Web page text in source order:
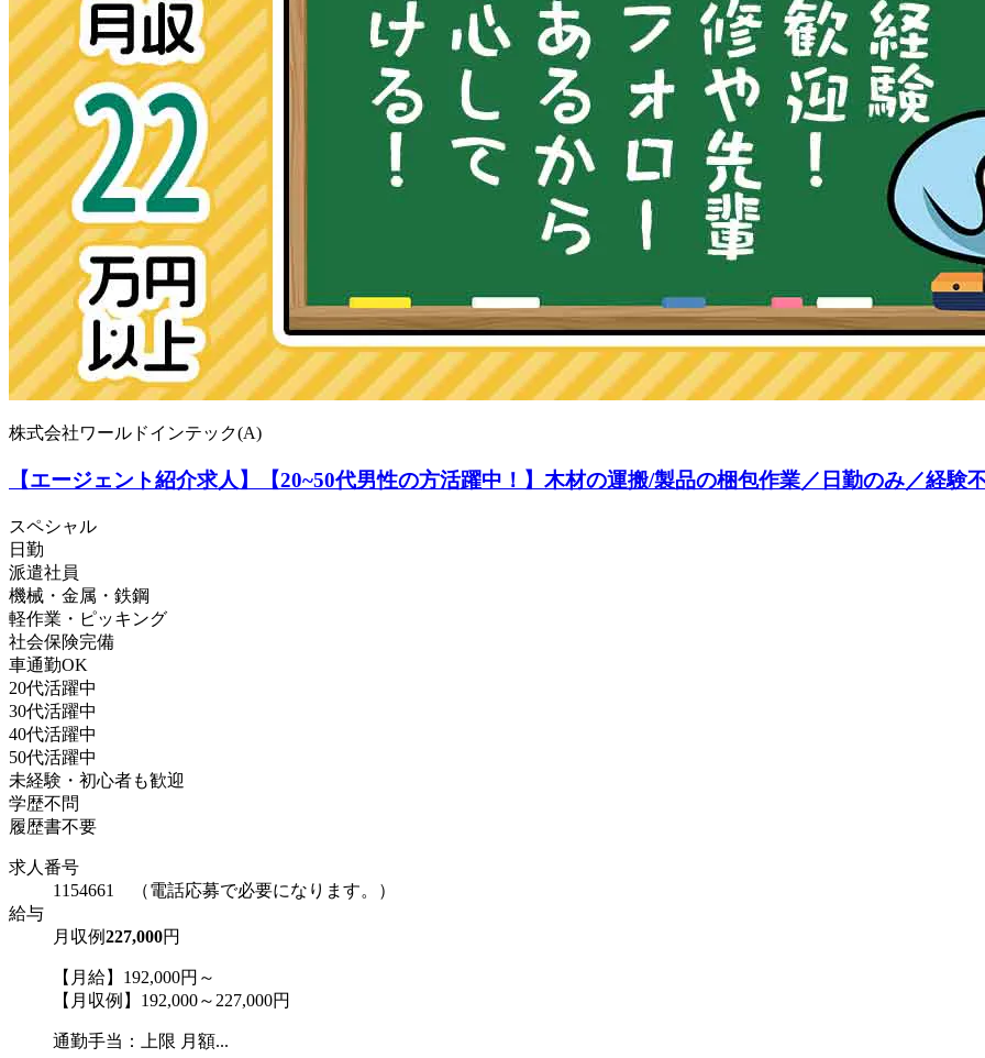
株式会社ワールドインテック(A)
【エージェント紹介求人】【20~50代男性の方活躍中！】木材の運搬/製品の梱包作業／日勤のみ／経験
スペシャル
日勤
派遣社員
機械・金属・鉄鋼
軽作業・ピッキング
社会保険完備
車通勤OK
20代活躍中
30代活躍中
40代活躍中
50代活躍中
未経験・初心者も歓迎
学歴不問
履歴書不要
求人番号
1154661 （電話応募で必要になります。）
給与
月収例227,000円
【月給】192,000円～
【月収例】192,000～227,000円
通勤手当：上限 月額...